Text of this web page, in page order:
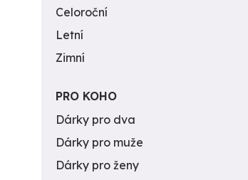
Celoroční
Letní
Zimní
PRO KOHO
Dárky pro dva
Dárky pro muže
Dárky pro ženy